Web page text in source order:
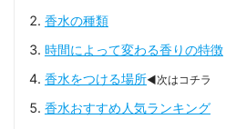
香水の種類
時間によって変わる香りの特徴
香水をつける場所◀次はコチラ
香水おすすめ人気ランキング